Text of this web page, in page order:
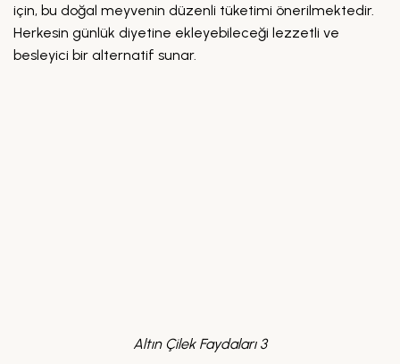
için, bu doğal meyvenin düzenli tüketimi önerilmektedir.
Herkesin günlük diyetine ekleyebileceği lezzetli ve
besleyici bir alternatif sunar.
Altın Çilek Faydaları 3